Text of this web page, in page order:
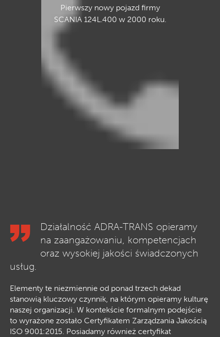
Pierwszy nowy pojazd firmy
SCANIA 124L.400 w 2000 roku.
Działalność ADRA-TRANS opieramy
na zaangażowaniu, kompetencjach
oraz wysokiej jakości świadczonych
usług.
Elementy te niezmiennie od ponad trzech dekad
stanowią kluczowy czynnik, na którym opieramy kulturę
naszej organizacji. W kontekście formalnym podejście
to wyrażone zostało Certyfikatem Zarządzania Jakością
ISO 9001:2015. Posiadamy również certyfikat